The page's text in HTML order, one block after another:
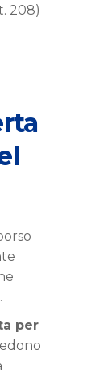
208)
per